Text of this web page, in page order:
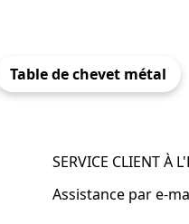
Table de chevet métal
SERVICE CLIENT À
Assistance par e-